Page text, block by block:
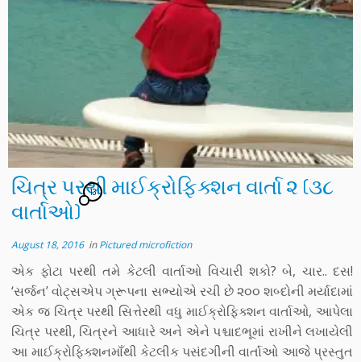
ચિત્ર પરથી માઈક્રોફિક્શન વાર્તા ૨ (૩૮
વાર્તાઓ)
13
August 18, 2016inPictured microfiction
એક ફોટા પરથી તમે કેટલી વાર્તાઓ વિચારી શકો? બે, ચાર.. દસ!
‘સર્જન’ વોટ્સએપ ગ્રૂપના સભ્યોએ રચી છે ૨૦૦ શબ્દોની મર્યાદામાં
એક જ ચિત્ર પરથી સિત્તેરથી વધુ માઈક્રોફિક્શન વાર્તાઓ, આપેલા
ચિત્ર પરથી, ચિત્રને આધારે અને એને પશ્ચાદભૂમાં રાખીને લખાયેલી
આ માઈક્રોફિક્શનમાઁથી કેટલીક પસંદગીની વાર્તાઓ આજે પ્રસ્તુત